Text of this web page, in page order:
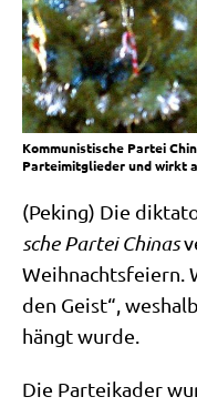
Kommunistische Partei
Parteimitglieder und wirkt
(Peking) Die
sche Par­tei Chi­nas
Weih­nachts­fei­ern.
den Geist“,
hängt wurde.
Die Par­tei­ka­der